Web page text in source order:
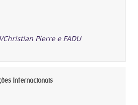
Christian Pierre e FADU
Internacionais